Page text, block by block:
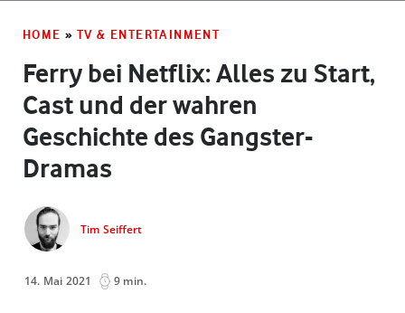
HOME » TV & ENTERTAINMENT
Ferry bei Netflix: Alles zu Start,
Cast und der wahren
Geschichte des Gangster-
Dramas
Tim Seiffert
14. Mai 2021 9 min.